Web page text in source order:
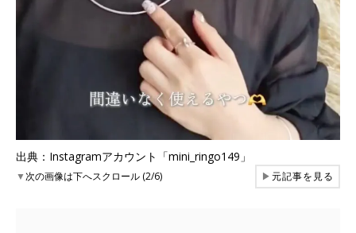
出典：Instagramアカウント「mini_ringo149」
▼次の画像は下へスクロール (2/6) ▶元記事を見る